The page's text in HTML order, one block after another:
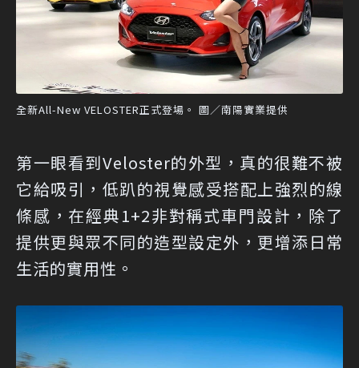
全新All-New VELOSTER正式登場。 圖／南陽實業提供
第一眼看到Veloster的外型，真的很難不被
它給吸引，低趴的視覺感受搭配上強烈的線
條感，在經典1+2非對稱式車門設計，除了
提供更與眾不同的造型設定外，更增添日常
生活的實用性。